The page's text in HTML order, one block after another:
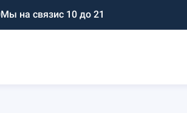
Мы на связис 10 до 21